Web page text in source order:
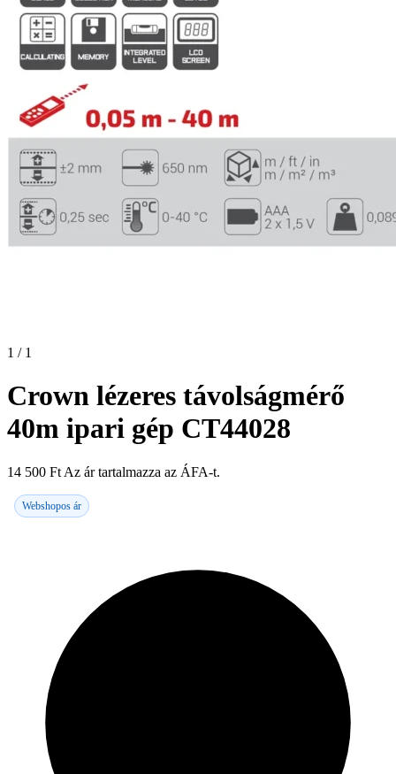
1 / 1
Crown lézeres távolságmérő
40m ipari gép CT44028
14 500 Ft Az ár tartalmazza az ÁFA-t.
Webshopos ár